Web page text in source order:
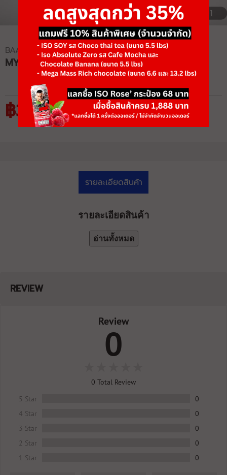
1/1
BAAMXERCORE
MY9067 ADDUCTOR MACHINE
฿33,150 ฿51,000
รายละเอียดสินค้า
รายละเอียดสินค้า
อ่านทั้งหมด
REVIEW
Review
0
0 Total Review
5 Star
0
4 Star
0
3 Star
0
2 Star
0
1 Star
0